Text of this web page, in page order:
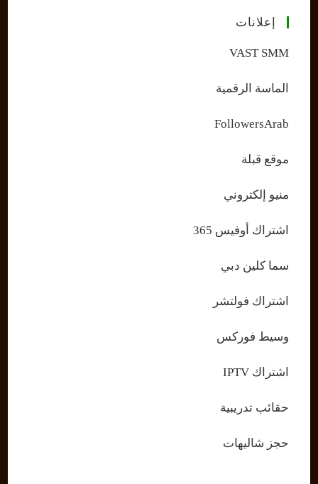
إعلانات
VAST SMM
الماسة الرقمية
FollowersArab
موقع قبلة
منيو إلكتروني
اشتراك أوفيس 365
سما كلين دبي
اشتراك فولتشر
وسيط فوركس
اشتراك IPTV
حقائب تدريبية
حجز شاليهات